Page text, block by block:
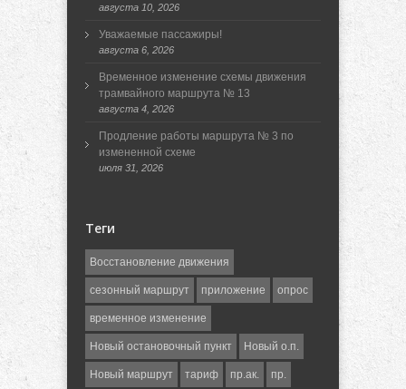
августа 10, 2026
Уважаемые пассажиры!
августа 6, 2026
Временное изменение схемы движения
трамвайного маршрута № 13
августа 4, 2026
Продление работы маршрута № 3 по
измененной схеме
июля 31, 2026
Теги
Восстановление движения
сезонный маршрут приложение опрос
временное изменение
Новый остановочный пункт Новый о.п.
Новый маршрут тариф пр.ак. пр.